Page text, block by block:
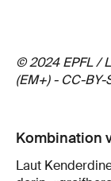
© 2024 EPFL /
(EM+) - CC-BY-
Kombination
Laut